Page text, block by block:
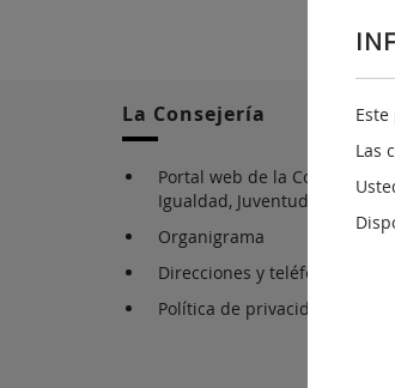
La Consejería
Portal web de la Consejería
Igualdad, Juventud, Infancia
Organigrama
Direcciones y teléfonos
Política de privacidad
Las